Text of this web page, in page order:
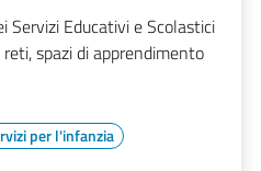
Servizi Educativi e Scolastici
spazi di apprendimento
per l'infanzia